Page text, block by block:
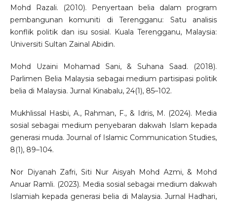
Mohd Razali. (2010). Penyertaan belia dalam program
pembangunan komuniti di Terengganu: Satu analisis
konflik politik dan isu sosial. Kuala Terengganu, Malaysia:
Universiti Sultan Zainal Abidin.
Mohd Uzaini Mohamad Sani, & Suhana Saad. (2018).
Parlimen Belia Malaysia sebagai medium partisipasi politik
belia di Malaysia. Jurnal Kinabalu, 24(1), 85–102.
Mukhlissal Hasbi, A., Rahman, F., & Idris, M. (2024). Media
sosial sebagai medium penyebaran dakwah Islam kepada
generasi muda. Journal of Islamic Communication Studies,
8(1), 89–104.
Nor Diyanah Zafri, Siti Nur Aisyah Mohd Azmi, & Mohd
Anuar Ramli. (2023). Media sosial sebagai medium dakwah
Islamiah kepada generasi belia di Malaysia. Jurnal Hadhari,